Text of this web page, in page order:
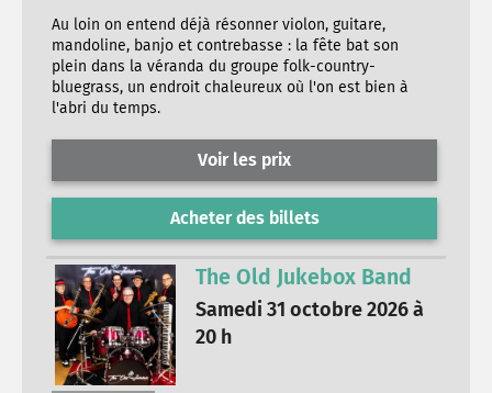
Au loin on entend déjà résonner violon, guitare,
mandoline, banjo et contrebasse : la fête bat son
plein dans la véranda du groupe folk-country-
bluegrass, un endroit chaleureux où l'on est bien à
l'abri du temps.
Voir les prix
Acheter des billets
The Old Jukebox Band
Samedi 31 octobre 2026 à
20 h